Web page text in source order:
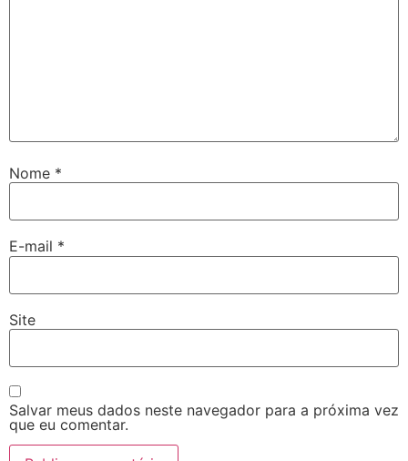
Nome *
E-mail *
Site
Salvar meus dados neste navegador para a próxima vez
que eu comentar.